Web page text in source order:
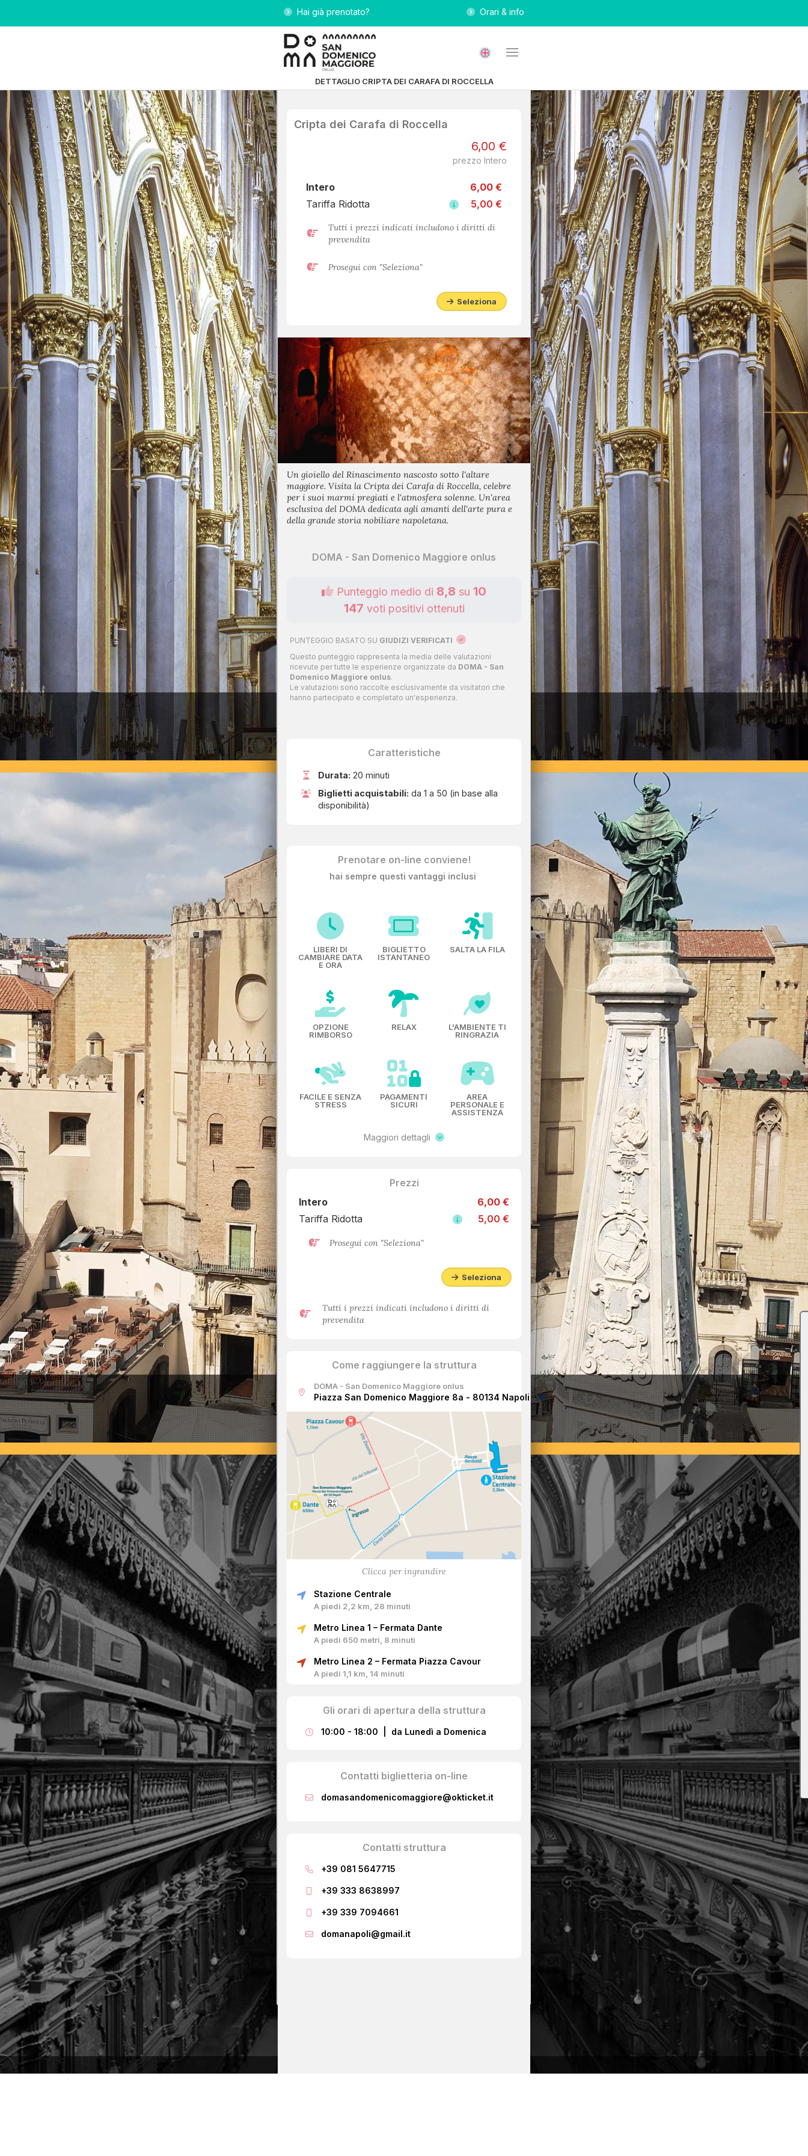
Hai già prenotato? Orari & info
DETTAGLIO CRIPTA DEI CARAFA DI ROCCELLA
Cripta dei Carafa di Roccella
6,00 €
prezzo Intero
Intero
6,00 €
Tariffa Ridotta
5,00 €
Tutti i prezzi indicati includono i diritti di
prevendita
Prosegui con "Seleziona"
Seleziona
Un gioiello del Rinascimento nascosto sotto l'altare
maggiore. Visita la Cripta dei Carafa di Roccella, celebre
per i suoi marmi pregiati e l'atmosfera solenne. Un'area
esclusiva del DOMA dedicata agli amanti dell'arte pura e
della grande storia nobiliare napoletana.
DOMA - San Domenico Maggiore onlus
Punteggio medio di 8,8 su 10
147 voti positivi ottenuti
PUNTEGGIO BASATO SU GIUDIZI VERIFICATI
Questo punteggio rappresenta la media delle valutazioni
ricevute per tutte le esperienze organizzate da DOMA - San
Domenico Maggiore onlus.
Le valutazioni sono raccolte esclusivamente da visitatori che
hanno partecipato e completato un'esperienza.
Caratteristiche
Durata: 20 minuti
Biglietti acquistabili: da 1 a 50 (in base alla
disponibilità)
Prenotare on-line conviene!
hai sempre questi vantaggi inclusi
LIBERI DI
CAMBIARE DATA
E ORA
BIGLIETTO
ISTANTANEO
SALTA LA FILA
OPZIONE
RIMBORSO
RELAX
L'AMBIENTE TI
RINGRAZIA
FACILE E SENZA
STRESS
PAGAMENTI
SICURI
AREA
PERSONALE E
ASSISTENZA
Maggiori dettagli
Prezzi
Intero
6,00 €
Tariffa Ridotta
5,00 €
Prosegui con "Seleziona"
Seleziona
Tutti i prezzi indicati includono i diritti di
prevendita
Come raggiungere la struttura
DOMA - San Domenico Maggiore onlus
Piazza San Domenico Maggiore 8a - 80134 Napoli
Clicca per ingrandire
Stazione Centrale
A piedi 2,2 km, 28 minuti
Metro Linea 1 – Fermata Dante
A piedi 650 metri, 8 minuti
Metro Linea 2 – Fermata Piazza Cavour
A piedi 1,1 km, 14 minuti
Gli orari di apertura della struttura
10:00 - 18:00 | da Lunedì a Domenica
Contatti biglietteria on-line
domasandomenicomaggiore@okticket.it
Contatti struttura
+39 081 5647715
+39 333 8638997
+39 339 7094661
domanapoli@gmail.it